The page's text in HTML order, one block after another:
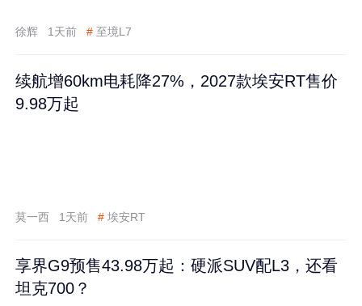
徐辉 1天前 # 至境L7
续航增60km电耗降27%，2027款埃安RT售价
9.98万起
莫一西 1天前 # 埃安RT
享界G9预售43.98万起：硬派SUV配L3，还看
坦克700？